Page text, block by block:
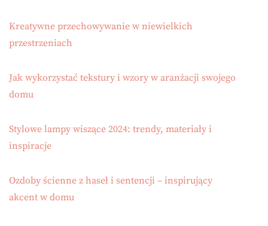
Kreatywne przechowywanie w niewielkich
przestrzeniach
Jak wykorzystać tekstury i wzory w aranżacji swojego
domu
Stylowe lampy wiszące 2024: trendy, materiały i
inspiracje
Ozdoby ścienne z haseł i sentencji – inspirujący
akcent w domu